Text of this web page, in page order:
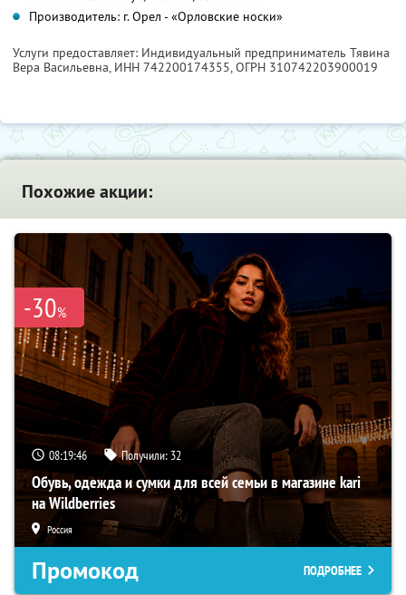
Производитель: г. Орел - «Орловские носки»
Услуги предоставляет: Индивидуальный предприниматель Тявина
Вера Васильевна, ИНН 742200174355, ОГРН 310742203900019
Похожие акции:
-30%
08:19:45 Получили: 32
Обувь, одежда и сумки для всей семьи в магазине kari
на Wildberries
Россия
Промокод ПОДРОБНЕЕ